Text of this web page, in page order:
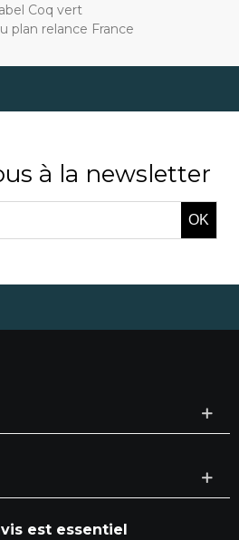
Coq vert
plan relance France
à la newsletter
OK
est essentiel